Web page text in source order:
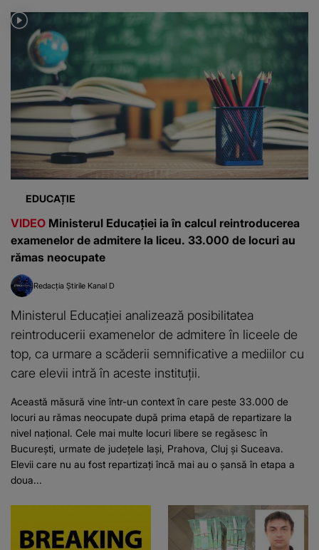
EDUCAȚIE
VIDEO Ministerul Educației ia în calcul reintroducerea
examenelor de admitere la liceu. 33.000 de locuri au
rămas neocupate
Redacția Știrile Kanal D
Ministerul Educației analizează posibilitatea
reintroducerii examenelor de admitere în liceele de
top, ca urmare a scăderii semnificative a mediilor cu
care elevii intră în aceste instituții.
Această măsură vine într-un context în care peste 33.000 de
locuri au rămas neocupate după prima etapă de repartizare la
nivel național. Cele mai multe locuri libere se regăsesc în
București, urmate de județele Iași, Prahova, Cluj și Suceava.
Elevii care nu au fost repartizați încă mai au o șansă în etapa a
doua...